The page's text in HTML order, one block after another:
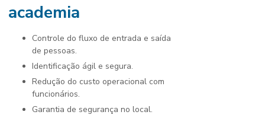
academia
Controle do fluxo de entrada e saída
de pessoas.
Identificação ágil e segura.
Redução do custo operacional com
funcionários.
Garantia de segurança no local.